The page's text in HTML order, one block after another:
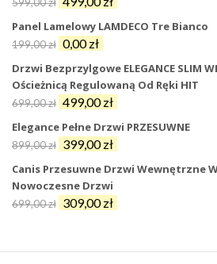
cena
wynosiła:
cena
Panel Lamelowy LAMDECO Tre Bianco
199,00zł Pierwotna
wynosiła:
199,00 zł.
0,00zł
cena
wynosi:
0,00 zł.
Drzwi Bezprzylgowe ELEGANCE SLIM
Ościeżnicą Regulowaną Od Ręki HIT
699,00zł Pierwotna
cena
wynosiła:
499,00zł
cena
wynosi:
Elegance Pełne Drzwi PRZESUWNE
899,00zł Pierwotna
wynosiła:
899,00 zł.
399,00zł
cena
399,00 zł.
Canis Przesuwne Drzwi Wewnętrzne
Nowoczesne Drzwi
699,00zł Pierwotna
309,00zł